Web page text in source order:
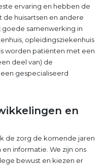
ervaring en hebben de
huisartsen en andere
goede samenwerking in
opleidingsziekenhuis
worden patiënten met een
deel van) de
gespecialiseerd
en
de zorg de komende jaren
informatie. We zijn ons
bewust en kiezen er